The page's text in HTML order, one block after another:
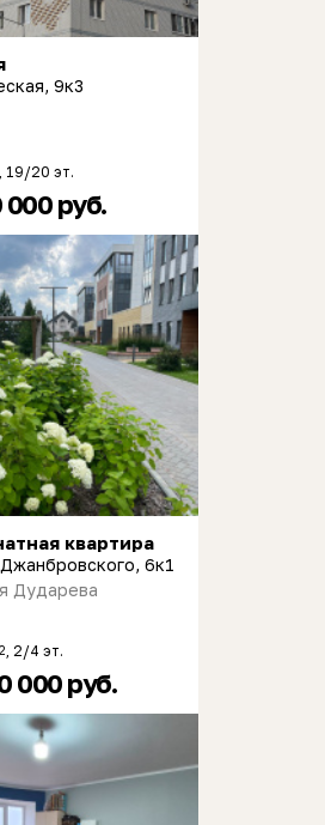
9к3
, 19/20 эт.
000 руб.
квартира
6к1
Дударева
2 , 2/4 эт.
000 руб.